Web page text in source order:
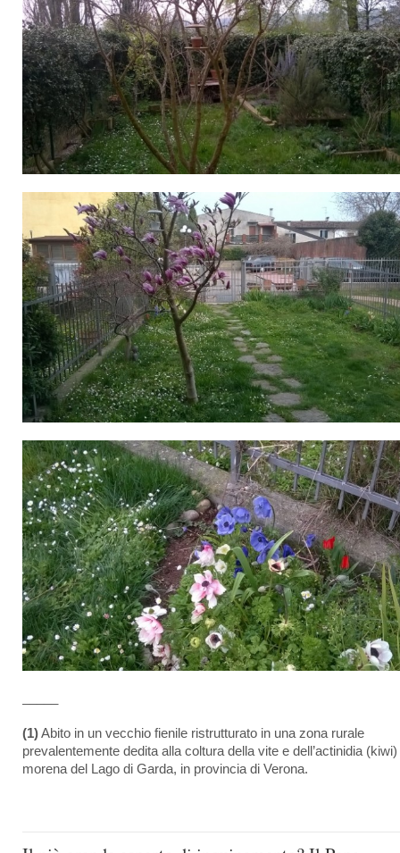
(1)Abito in un vecchio fienile ristrutturato in una zona rurale
prevalentemente dedita alla coltura della vite e dell’actinidia
morena del Lago di Garda, in provincia di Verona.